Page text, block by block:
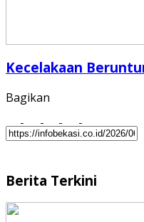
Kecelakaan
Bagikan
Berita Terkini